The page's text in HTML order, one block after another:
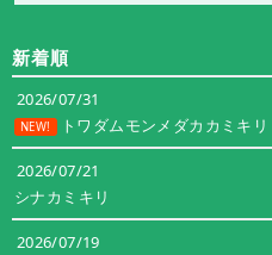
テ
リ
新着順
2026/07/31
NEW! トワダムモンメダカカミキリ
2026/07/21
シナカミキリ
2026/07/19